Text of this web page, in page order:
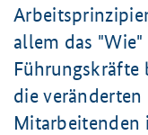
allem das
Führungskräfte
die
Mitarbeitenden